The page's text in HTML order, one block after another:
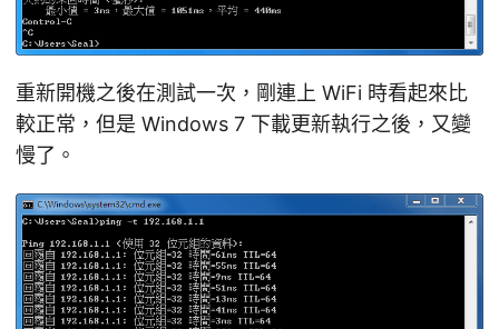
重新開機之後在測試一次，剛連上 WiFi 時看起來比
較正常，但是 Windows 7 下載更新執行之後，又變
慢了。